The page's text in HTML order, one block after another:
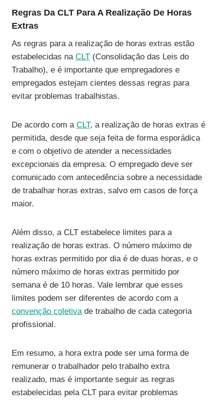
Regras Da CLT Para A Realização De Horas
Extras
As regras para a realização de horas extras estão
estabelecidas na CLT (Consolidação das Leis do
Trabalho), e é importante que empregadores e
empregados estejam cientes dessas regras para
evitar problemas trabalhistas.
De acordo com a CLT, a realização de horas extras é
permitida, desde que seja feita de forma esporádica
e com o objetivo de atender a necessidades
excepcionais da empresa. O empregado deve ser
comunicado com antecedência sobre a necessidade
de trabalhar horas extras, salvo em casos de força
maior.
Além disso, a CLT estabelece limites para a
realização de horas extras. O número máximo de
horas extras permitido por dia é de duas horas, e o
número máximo de horas extras permitido por
semana é de 10 horas. Vale lembrar que esses
limites podem ser diferentes de acordo com a
convenção coletivade trabalho de cada categoria
profissional.
Em resumo, a hora extra pode ser uma forma de
remunerar o trabalhador pelo trabalho extra
realizado, mas é importante seguir as regras
estabelecidas pela CLT para evitar problemas